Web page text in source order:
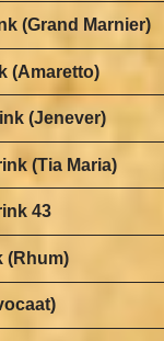
(Grand Marnier)
(Amaretto)
(Jenever)
(Tia Maria)
43
(Rhum)